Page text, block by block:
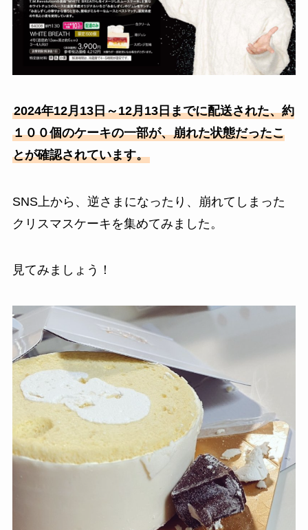
2024年12月13日～12月13日までに配送された、約
１００個のケーキの一部が、崩れた状態だったこ
とが確認されています。
SNS上から、逆さまになったり、崩れてしまった
クリスマスケーキを集めてみました。
見てみましょう！